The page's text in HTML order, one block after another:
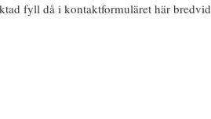
fyll då i kontaktformuläret här bredvid